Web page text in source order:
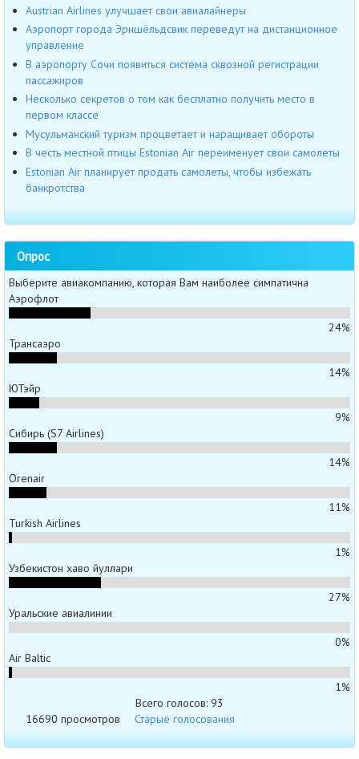
Austrian Airlines улучшает свои авиалайнеры
Аэропорт города Эрншёльдсвик переведут на дистанционное
управление
В аэропорту Сочи появиться система сквозной регистрации
пассажиров
Несколько секретов о том как бесплатно получить место в
первом классе
Мусульманский туризм процветает и наращивает обороты
В честь местной птицы Estonian Air переименует свои самолеты
Estonian Air планирует продать самолеты, чтобы избежать
банкротства
Опрос
Выберите авиакомпанию, которая Вам наиболее симпатична
Аэрофлот
24%
Трансаэро
14%
ЮТэйр
9%
Сибирь (S7 Airlines)
14%
Orenair
11%
Turkish Airlines
1%
Узбекистон хаво йуллари
27%
Уральские авиалинии
0%
Air Baltic
1%
Всего голосов: 93
16690 просмотров
Старые голосования